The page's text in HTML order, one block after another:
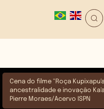
Cena do filme "Roça
ancestralidade e inovação
Pierre Moraes/Acervo ISPN